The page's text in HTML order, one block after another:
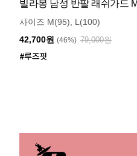
빌라봉 남성 반팔 래쉬가드
사이즈 M(95), L(100)
42,700원 (46%) 79,000원